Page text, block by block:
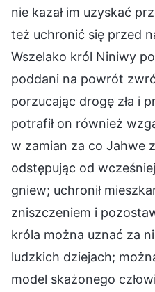
nie kazał im uzyskać
też uchronić się przed
Wszelako król Niniwy
poddani na powrót
porzucając drogę zła i
potrafił on również
w zamian za co Jahwe
odstępując od
gniew; uchronił
zniszczeniem i
króla można uznać za
ludzkich dziejach;
model skażonego